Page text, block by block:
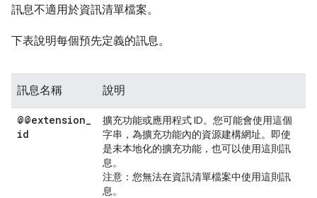
訊息不適用於資訊清單檔案。
下表說明每個預先定義的訊息。
訊息名稱 說明
@@extension_
id
擴充功能或應用程式 ID。您可能會使用這個
字串，為擴充功能內的資源建構網址。即使
是未本地化的擴充功能，也可以使用這則訊
息。
注意： 您無法在資訊清單檔案中使用這則訊
息。